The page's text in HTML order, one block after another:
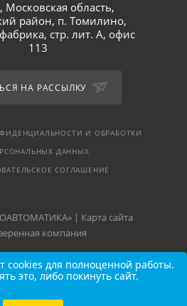
Московская область,
район, п. Томилино,
стр. лит. А, офис
113
НА РАССЫЛКУ
И ОБРАБОТКИ
ДАННЫХ
СОГЛАШЕНИЕ
| Карта сайта
cookies для полноценной работы.
это, либо покинуть сайт.